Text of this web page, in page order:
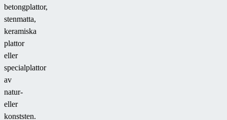
betongplattor,
stenmatta,
keramiska
plattor
eller
specialplattor
av
natur-
eller
konststen.